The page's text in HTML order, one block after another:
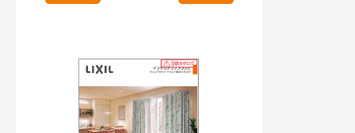
キーワード検索（あいまい）
おすすめハッシュタグ